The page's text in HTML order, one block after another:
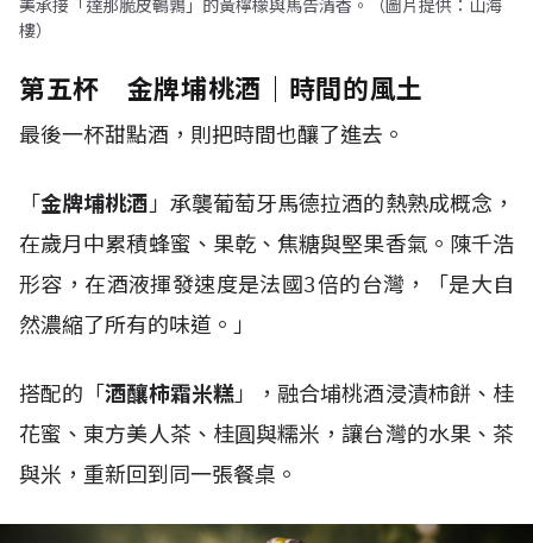
美承接「達那脆皮鵪鶉」的黃檸檬與馬告清香。（圖片提供：山海
樓）
第五杯 金牌埔桃酒｜時間的風土
最後一杯甜點酒，則把時間也釀了進去。
「金牌埔桃酒」承襲葡萄牙馬德拉酒的熱熟成概念，
在歲月中累積蜂蜜、果乾、焦糖與堅果香氣。陳千浩
形容，在酒液揮發速度是法國3倍的台灣，「是大自
然濃縮了所有的味道。」
搭配的「酒釀柿霜米糕」，融合埔桃酒浸漬柿餅、桂
花蜜、東方美人茶、桂圓與糯米，讓台灣的水果、茶
與米，重新回到同一張餐桌。